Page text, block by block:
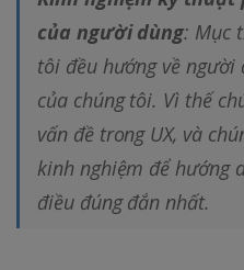
của người dùng: Mục
tôi đều hướng về người
của chúng tôi. Vì thế
vấn đề trong UX, và
kinh nghiệm để hướng
điều đúng đắn nhất.